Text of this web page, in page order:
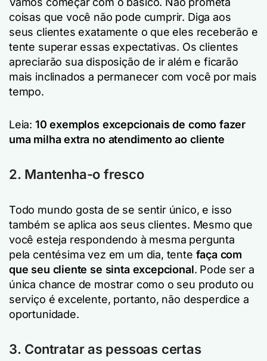
coisas que você não pode cumprir. Diga aos
seus clientes exatamente o que eles receberão e
tente superar essas expectativas. Os clientes
apreciarão sua disposição de ir além e ficarão
mais inclinados a permanecer com você por mais
tempo.
Leia: 10 exemplos excepcionais de como fazer
uma milha extra no atendimento ao cliente
2. Mantenha-o fresco
Todo mundo gosta de se sentir único, e isso
também se aplica aos seus clientes. Mesmo que
você esteja respondendo à mesma pergunta
pela centésima vez em um dia, tente faça com
que seu cliente se sinta excepcional. Pode ser a
única chance de mostrar como o seu produto ou
serviço é excelente, portanto, não desperdice a
oportunidade.
3. Contratar as pessoas certas